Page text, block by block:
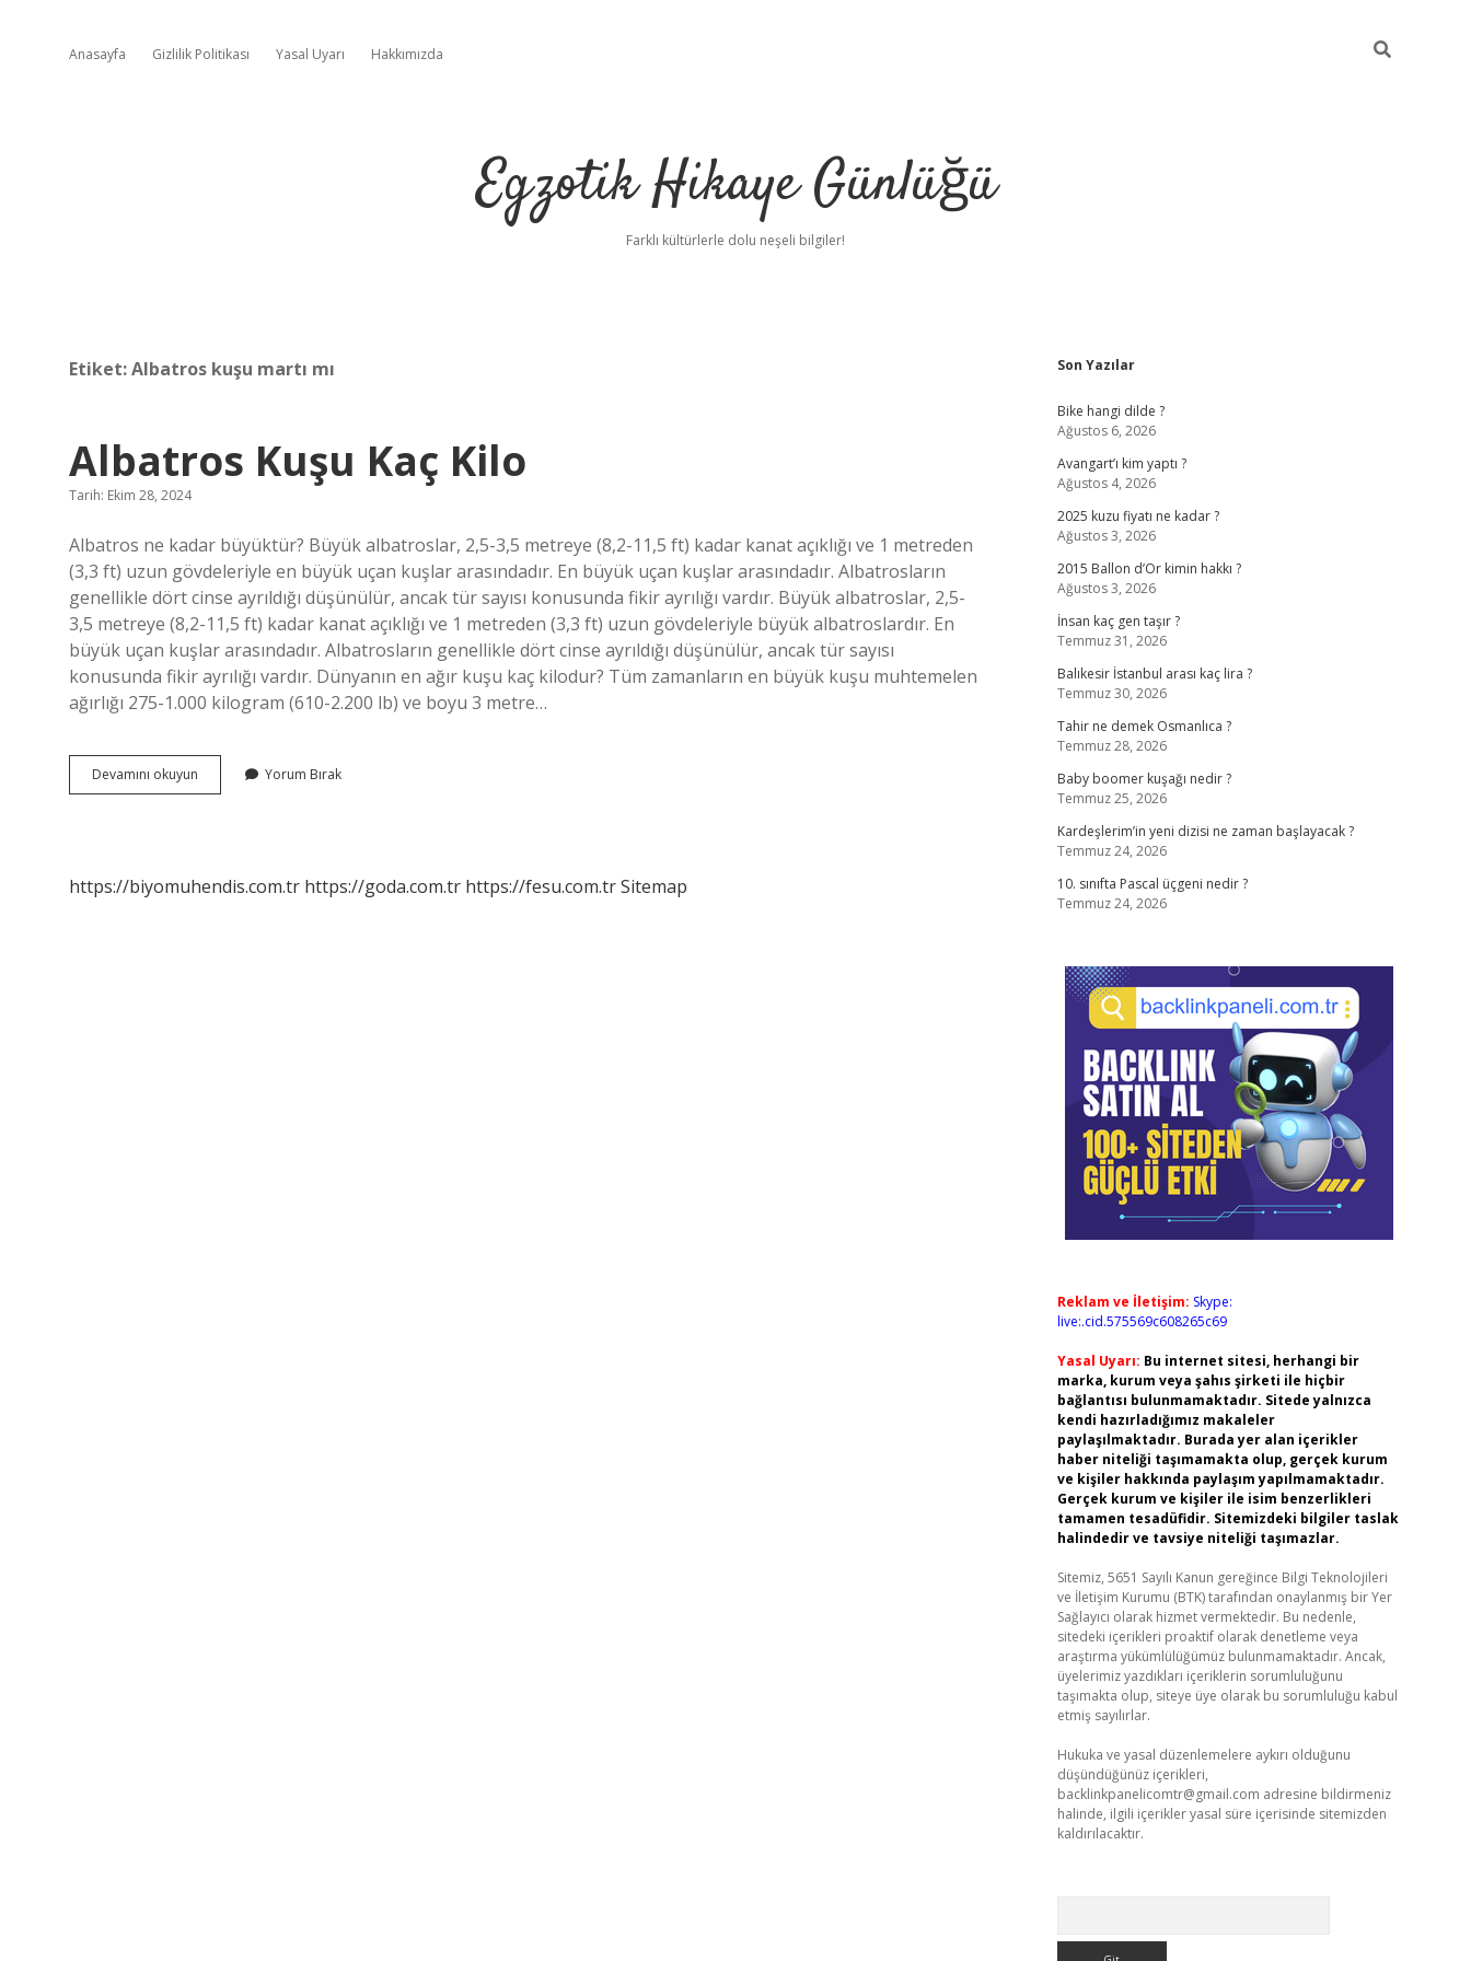
Anasayfa Gizlilik Politikası Yasal Uyarı Hakkımızda
Egzotik Hikaye Günlüğü
Farklı kültürlerle dolu neşeli bilgiler!
Etiket:Albatros kuşu martı mı
Albatros Kuşu Kaç Kilo
Tarih: Ekim 28, 2024
Albatros ne kadar büyüktür? Büyük albatroslar, 2,5-3,5 metreye (8,2-11,5 ft) kadar kanat açıklığı ve 1 metreden
(3,3 ft) uzun gövdeleriyle en büyük uçan kuşlar arasındadır. En büyük uçan kuşlar arasındadır. Albatrosların
genellikle dört cinse ayrıldığı düşünülür, ancak tür sayısı konusunda fikir ayrılığı vardır. Büyük albatroslar, 2,5-
3,5 metreye (8,2-11,5 ft) kadar kanat açıklığı ve 1 metreden (3,3 ft) uzun gövdeleriyle büyük albatroslardır. En
büyük uçan kuşlar arasındadır. Albatrosların genellikle dört cinse ayrıldığı düşünülür, ancak tür sayısı
konusunda fikir ayrılığı vardır. Dünyanın en ağır kuşu kaç kilodur? Tüm zamanların en büyük kuşu muhtemelen
ağırlığı 275-1.000 kilogram (610-2.200 lb) ve boyu 3 metre…
Devamını okuyun Albatros
Kuşu
Yorum Bırak
https://biyomuhendis.com.tr https://goda.com.tr https://fesu.com.trSitemap
Sidebar
Son Yazılar
Bike hangi dilde ?
Ağustos 6, 2026
Avangart’ı kim yaptı ?
Ağustos 4, 2026
2025 kuzu fiyatı ne kadar ?
Ağustos 3, 2026
2015 Ballon d’Or kimin hakkı ?
Ağustos 3, 2026
İnsan kaç gen taşır ?
Temmuz 31, 2026
Balıkesir İstanbul arası kaç lira ?
Temmuz 30, 2026
Tahir ne demek Osmanlıca ?
Temmuz 28, 2026
Baby boomer kuşağı nedir ?
Temmuz 25, 2026
Kardeşlerim’in yeni dizisi ne zaman başlayacak ?
Temmuz 24, 2026
10. sınıfta Pascal üçgeni nedir ?
Temmuz 24, 2026
Reklam ve İletişim: Skype:
live:.cid.575569c608265c69
Yasal Uyarı: Bu internet sitesi, herhangi bir
marka, kurum veya şahıs şirketi ile hiçbir
bağlantısı bulunmamaktadır. Sitede yalnızca
kendi hazırladığımız makaleler
paylaşılmaktadır. Burada yer alan içerikler
haber niteliği taşımamakta olup, gerçek kurum
ve kişiler hakkında paylaşım yapılmamaktadır.
Gerçek kurum ve kişiler ile isim benzerlikleri
tamamen tesadüfidir. Sitemizdeki bilgiler taslak
halindedir ve tavsiye niteliği taşımazlar.
Sitemiz, 5651 Sayılı Kanun gereğince Bilgi Teknolojileri
ve İletişim Kurumu (BTK) tarafından onaylanmış bir Yer
Sağlayıcı olarak hizmet vermektedir. Bu nedenle,
sitedeki içerikleri proaktif olarak denetleme veya
araştırma yükümlülüğümüz bulunmamaktadır. Ancak,
üyelerimiz yazdıkları içeriklerin sorumluluğunu
taşımakta olup, siteye üye olarak bu sorumluluğu kabul
etmiş sayılırlar.
Hukuka ve yasal düzenlemelere aykırı olduğunu
düşündüğünüz içerikleri,
backlinkpanelicomtr@gmail.com adresine bildirmeniz
halinde, ilgili içerikler yasal süre içerisinde sitemizden
kaldırılacaktır.